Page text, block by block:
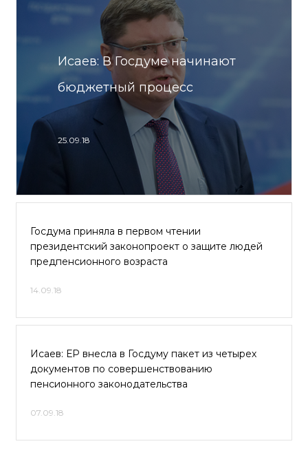
Исаев: В Госдуме начинают
бюджетный процесс
25.09.18
Госдума приняла в первом чтении
президентский законопроект о защите людей
предпенсионного возраста
14.09.18
Исаев: ЕР внесла в Госдуму пакет из четырех
документов по совершенствованию
пенсионного законодательства
07.09.18